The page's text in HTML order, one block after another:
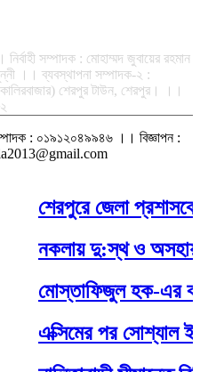
সম্পাদক : মোহাম্মদ জুবায়ের রহমান
।। ব্যবস্থাপনা সম্পাদক-২ :
শেরপুর টাউন, শেরপুর। ।।
: ০১৯১২০৪৯৯৪৬ ।। বিজ্ঞাপন :
শেরপুরে জেলা
নকলায় দু:স্থ ও অসহায়
মোস্তাফিজুল হক-এর
এক্সিমের পর সোশ্যাল